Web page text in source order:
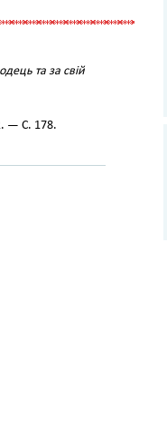
та за свій
— С. 178.